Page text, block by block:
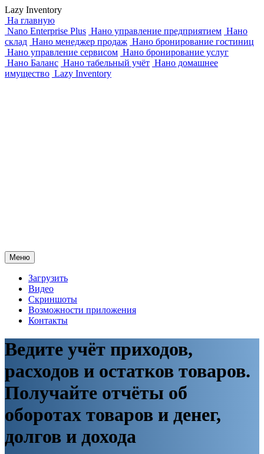
Lazy Inventory
На главную
Nano Enterprise Plus Нано управление предприятием Нано
склад Нано менеджер продаж Нано бронирование гостиниц
Нано управление сервисом Нано бронирование услуг
Нано Баланс Нано табельный учёт Нано домашнее
имущество Lazy Inventory
Меню
Загрузить
Видео
Скриншоты
Возможности приложения
Контакты
Ведите учёт приходов,
расходов и остатков товаров.
Получайте отчёты об
оборотах товаров и денег,
долгов и дохода